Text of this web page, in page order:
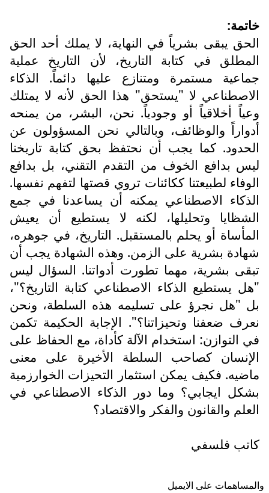
خاتمة:
الحق يبقى بشرياً في النهاية، لا يملك أحد الحق
المطلق في كتابة التاريخ، لأن التاريخ عملية
جماعية مستمرة ومتنازع عليها دائماً. الذكاء
الاصطناعي لا "يستحق" هذا الحق لأنه لا يمتلك
وعياً أخلاقياً أو وجودياً. نحن، البشر، من يمنحه
أدواراً والوظائف، وبالتالي نحن المسؤولون عن
الحدود. كما يجب أن نحتفظ بحق كتابة تاريخنا
ليس بدافع الخوف من التقدم التقني، بل بدافع
الوفاء لطبيعتنا ككائنات تروي قصتها لتفهم نفسها.
الذكاء الاصطناعي يمكنه أن يساعدنا في جمع
الشظايا وتحليلها، لكنه لا يستطيع أن يعيش
المأساة أو يحلم بالمستقبل. التاريخ، في جوهره،
شهادة بشرية على الزمن. وهذه الشهادة يجب أن
تبقى بشرية، مهما تطورت أدواتنا. السؤال ليس
"هل يستطيع الذكاء الاصطناعي كتابة التاريخ؟"،
بل "هل نجرؤ على تسليمه هذه السلطة، ونحن
نعرف ضعفنا وتحيزاتنا؟". الإجابة الحكيمة تكمن
في التوازن: استخدام الآلة كأداة، مع الحفاظ على
الإنسان كصاحب السلطة الأخيرة على معنى
ماضيه. فكيف يمكن استثمار التحيزات الخوارزمية
بشكل ايجابي؟ وما دور الذكاء الاصطناعي في
العلم والقانون والفكر والاقتصاد؟
كاتب فلسفي
والمساهمات علی الایمیل